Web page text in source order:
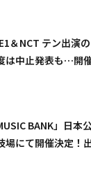
＆NCT テン出演
は中止発表も…開
BANK」日
場にて開催決定！